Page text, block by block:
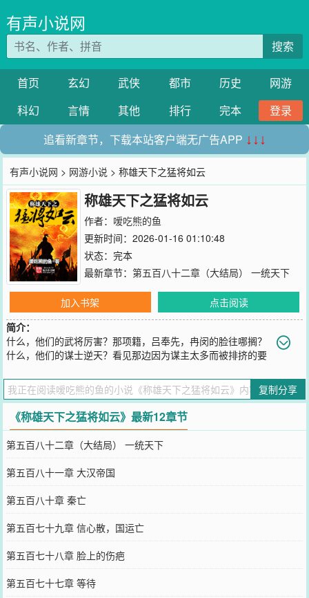
有声小说网
搜索
首页 玄幻 武侠 都市 历史
网游
科幻
言情 其他 排行 完本
登录
追看新章节，下载本站客户端无广告APP ↓↓↓
有声小说网 > 网游小说 > 称雄天下之猛将如云
称雄天下之猛将如云
作者： 嗳吃熊的鱼
更新时间：2026-01-16 01:10:48
状态：完本
最新章节： 第五百八十二章（大结局） 一统天下
加入书架
点击阅读
简介：
什么，他们的武将厉害？那项籍，吕奉先，冉闵的脸往哪搁？
什么，他们的谋士逆天？看见那边因为谋主太多而被排挤的要
要离出手的人都死了！什么，他们的兵马精锐？我的先登死士，玄甲
军，背嵬军吃干饭的啊！穿越到苍蓝大陆，这个武魂横行，智谋遮天
的时代，我要用我的双手打造出一片大大的天空，太阳所照，皆为我
大汉帝国。
您要是觉得《 称雄天下之猛将如云》还不错的话请不要忘记向您QQ群
和微博微信里的朋友推荐哦！
复制分享
《称雄天下之猛将如云》最新12章节
第五百八十二章（大结局） 一统天下
第五百八十一章 大汉帝国
第五百八十章 秦亡
第五百七十九章 信心散，国运亡
第五百七十八章 脸上的伤疤
第五百七十七章 等待